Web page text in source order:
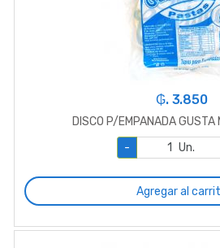
₲. 3.850
DISCO P/EMPANADA GUSTA
-
Un.
Agregar al